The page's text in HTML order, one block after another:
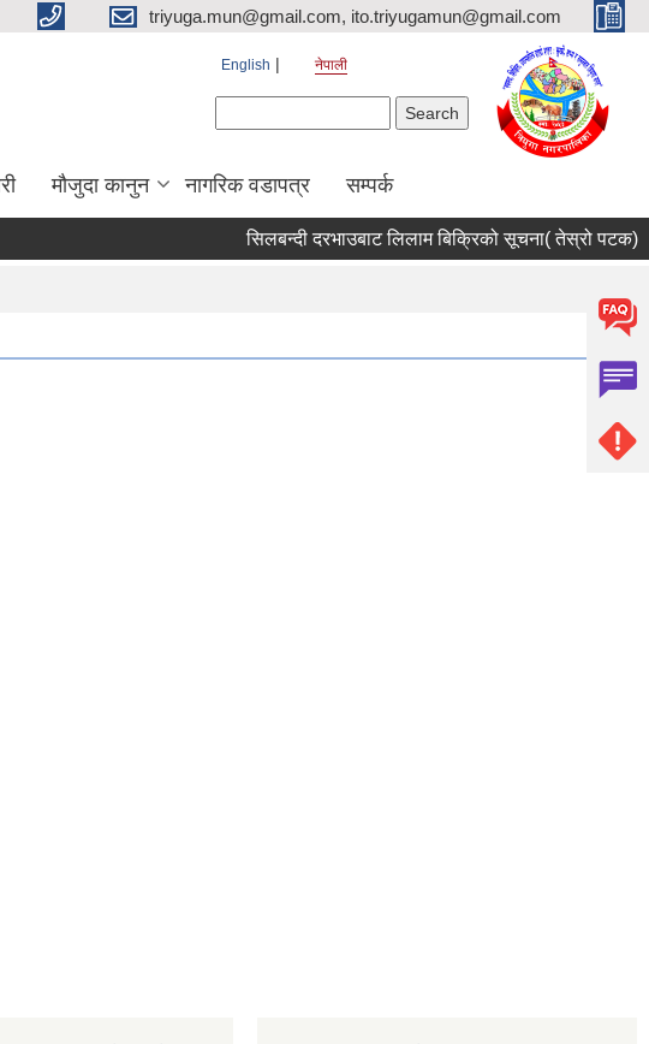
triyuga.mun@gmail.com, ito.triyugamun@gmail.com
English नेपाली
मौजुदा कानुन नागरिक वडापत्र सम्पर्क
सिलबन्दी दरभाउबाट लिलाम बिक्रिको सूचना( तेस्रो पटक) ।